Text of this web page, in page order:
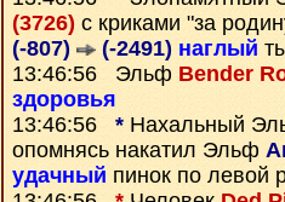
(3726) с криками "за
(-807)
(-2491) наглый
13:46:56 Эльф Bender
здоровья
13:46:56 * Нахальный
опомнясь накатил Эльф
удачный пинок по левой